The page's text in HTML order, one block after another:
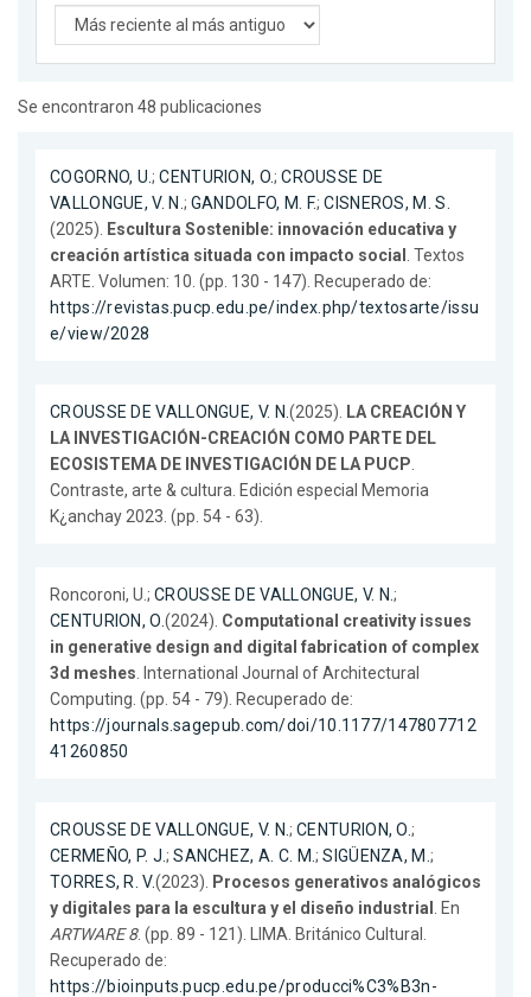
Se encontraron 48 publicaciones
COGORNO, U.;CENTURION, O.;CROUSSE DE
VALLONGUE, V. N.; GANDOLFO, M. F.;CISNEROS, M. S.
(2025). Escultura Sostenible: innovación educativa y
creación artística situada con impacto social . Textos
ARTE. Volumen: 10. (pp. 130 - 147). Recuperado de:
https://revistas.pucp.edu.pe/index.php/textosarte/issu
e/view/2028
CROUSSE DE VALLONGUE, V. N.(2025). LA CREACIÓN Y
LA INVESTIGACIÓN-CREACIÓN COMO PARTE DEL
ECOSISTEMA DE INVESTIGACIÓN DE LA PUCP.
Contraste, arte & cultura. Edición especial Memoria
K¿anchay 2023. (pp. 54 - 63).
Roncoroni, U.; CROUSSE DE VALLONGUE, V. N.;
CENTURION, O.(2024). Computational creativity issues
in generative design and digital fabrication of complex
3d meshes. International Journal of Architectural
Computing. (pp. 54 - 79). Recuperado de:
https://journals.sagepub.com/doi/10.1177/147807712
41260850
CROUSSE DE VALLONGUE, V. N.;CENTURION, O.;
CERMEÑO, P. J.;SANCHEZ, A. C. M.;SIGÜENZA, M.;
TORRES, R. V.(2023). Procesos generativos analógicos
y digitales para la escultura y el diseño industrial . En
ARTWARE 8. (pp. 89 - 121). LIMA. Británico Cultural.
Recuperado de:
https://bioinputs.pucp.edu.pe/producci%C3%B3n-